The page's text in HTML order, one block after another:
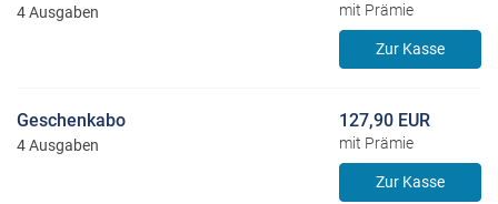
4 Ausgaben mit Prämie
Zur Kasse
Geschenkabo
4 Ausgaben
127,90 EUR
mit Prämie
Zur Kasse